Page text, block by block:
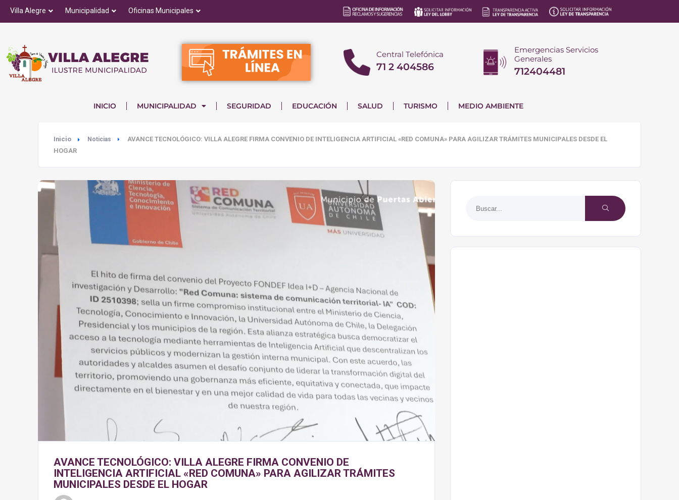
Villa Alegre Municipalidad Oficinas Municipales
Central Telefónica
71 2 404586
Emergencias Servicios
Generales
712404481
INICIO MUNICIPALIDAD SEGURIDAD EDUCACIÓN SALUD TURISMO MEDIO AMBIENTE
Inicio Noticias
AVANCE TECNOLÓGICO: VILLA ALEGRE FIRMA CONVENIO DE INTELIGENCIA ARTIFICIAL «RED COMUNA» PARA AGILIZAR TRÁMITES MUNICIPALES DESDE EL
HOGAR
AVANCE TECNOLÓGICO: VILLA ALEGRE FIRMA CONVENIO DE
INTELIGENCIA ARTIFICIAL «RED COMUNA» PARA AGILIZAR TRÁMITES
MUNICIPALES DESDE EL HOGAR